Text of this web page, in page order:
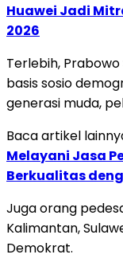
Huawei Jadi
2026
Terlebih,
basis sosio
generasi muda,
Baca artikel
Melayani Jasa
Berkualitas
Juga orang
Kalimantan,
Demokrat.